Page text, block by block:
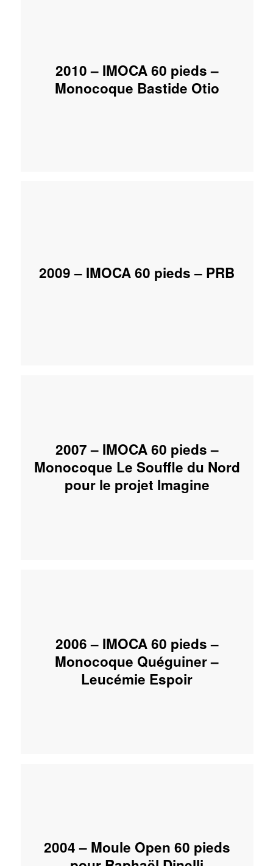
2010 – IMOCA 60 pieds –
Monocoque Bastide Otio
2009 – IMOCA 60 pieds – PRB
2007 – IMOCA 60 pieds –
Monocoque Le Souffle du Nord
pour le projet Imagine
2006 – IMOCA 60 pieds –
Monocoque Quéguiner –
Leucémie Espoir
2004 – Moule Open 60 pieds